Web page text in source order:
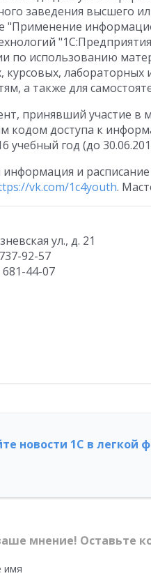
заведения высшего
"Применение
по использованию
курсовых,
а также для
принявший участие в
кодом доступа к
учебный год (до
и
vk.com/1c4youth.
ул., д. 21
92-57
44-07
новости 1С в
мнение! Оставьте
имя